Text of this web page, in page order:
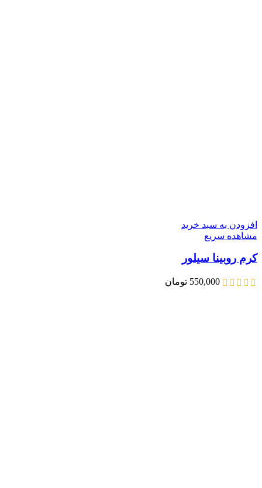
افزودن به سبد خرید
مشاهده سریع
کرم روبینا سیلور
550,000 تومان